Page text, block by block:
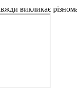
викликає